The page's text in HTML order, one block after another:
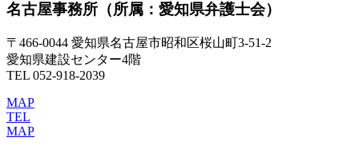
名古屋事務所 （所属：愛知県弁護士会）
〒466-0044 愛知県名古屋市昭和区桜山町3-51-2
愛知県建設センター4階
TEL 052-918-2039
MAP
TEL
MAP